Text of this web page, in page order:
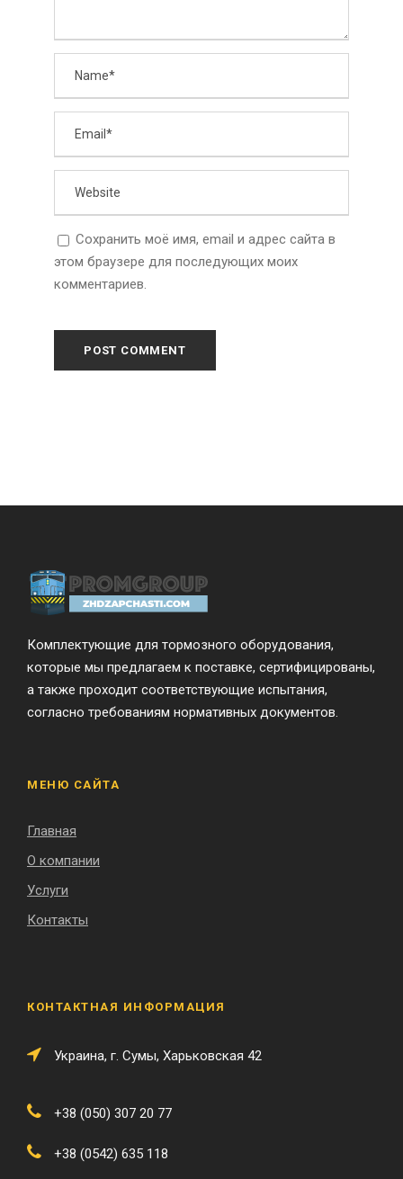
Сохранить моё имя, email и адрес сайта в
этом браузере для последующих моих
комментариев.
Комплектующие для тормозного оборудования,
которые мы предлагаем к поставке, сертифицированы,
а также проходит соответствующие испытания,
согласно требованиям нормативных документов.
МЕНЮ САЙТА
Главная
О компании
Услуги
Контакты
КОНТАКТНАЯ ИНФОРМАЦИЯ
Украина, г. Сумы, Харьковская 42
+38 (050) 307 20 77
+38 (0542) 635 118